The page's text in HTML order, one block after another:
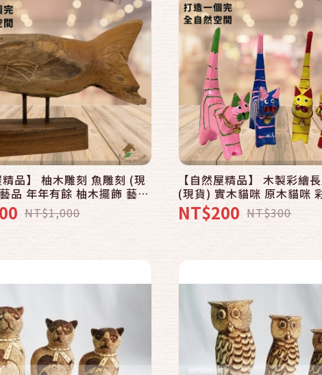
精品】 柚木雕刻 魚雕刻 (現
品 年年有餘 柚木擺飾 藝術
島手工木雕 擺設 裝飾 (E)
NT$1,000
【自然屋精品】 木製彩繪
(現貨) 實木貓咪 原木貓咪
木雕精品 峇里島風雕刻 雕
入/組)
NT$200 NT$300
快速結帳
加入購物車
快速結帳
加入購物車